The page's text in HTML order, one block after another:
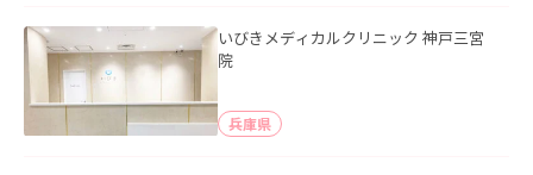
いびきメディカルクリニック 神戸三宮
院
兵庫県